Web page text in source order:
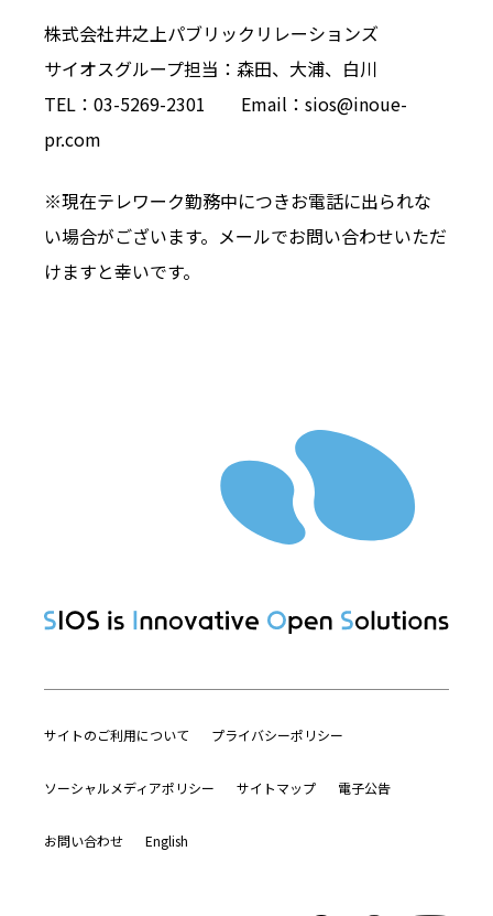
株式会社井之上パブリックリレーションズ
サイオスグループ担当：森田、大浦、白川
TEL：03-5269-2301 Email：sios@inoue-
pr.com
※現在テレワーク勤務中につきお電話に出られな
い場合がございます。メールでお問い合わせいただ
けますと幸いです。
サイトのご利用について プライバシーポリシー
ソーシャルメディアポリシー サイトマップ 電子公告
お問い合わせ English